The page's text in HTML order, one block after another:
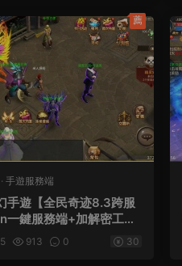
· 手遊服務端
手遊【全民奇迹8.3跨服
一鍵服務端+加解密工具
+安卓蘋果雙端+視頻架
913 0 30
薦